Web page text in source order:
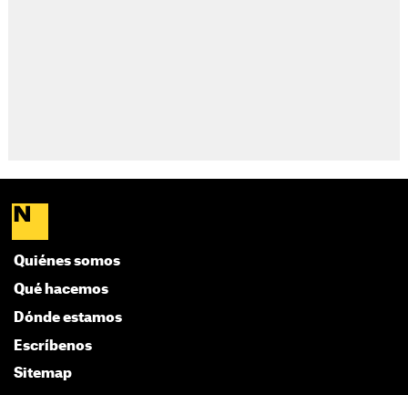
Quiénes somos
Qué hacemos
Dónde estamos
Escríbenos
Sitemap